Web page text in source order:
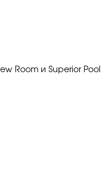
Room и Superior